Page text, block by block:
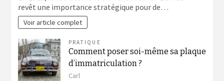
revêt une importance stratégique pour de…
Voir article complet
PRATIQUE
Comment poser soi-même sa plaque
d’immatriculation ?
Carl